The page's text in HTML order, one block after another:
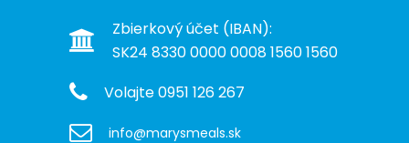
Zbierkový účet (IBAN):
SK24 8330 0000 0008 1560 1560
Volajte 0951 126 267
info@marysmeals.sk